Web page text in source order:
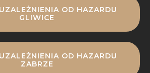
OD HAZARDU
GLIWICE
OD HAZARDU
ZABRZE